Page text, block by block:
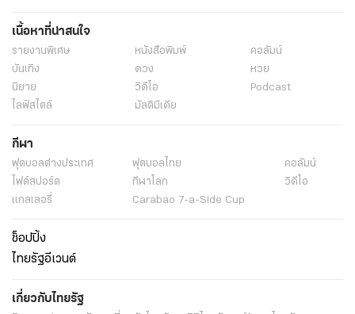
เนื้อหาที่น่าสนใจ
รายงานพิเศษ หนังสือพิมพ์
คอลัมน์
บันเทิง
ดวง
หวย
นิยาย
วิดีโอ
Podcast
ไลฟ์สไตล์
มัลติมีเดีย
กีฬา
ฟุตบอลต่่างประเทศ ฟุตบอลไทย
คอลัมน์
ไฟต์สปอร์ต
กีฬาโลก
วิดีโอ
แกลเลอรี่
Carabao 7-a-Side Cup
ช็อปปิ้ง
ไทยรัฐอีเวนต์
เกี่ยวกับไทยรัฐ